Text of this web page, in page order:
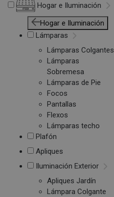
Hogar e Iluminación
Hogar e Iluminación
Lámparas
Lámparas Colgantes
Lámparas
Sobremesa
Lámparas de Pie
Focos
Pantallas
Flexos
Lámparas techo
Plafón
Apliques
Iluminación Exterior
Apliques Jardín
Lámpara Colgante